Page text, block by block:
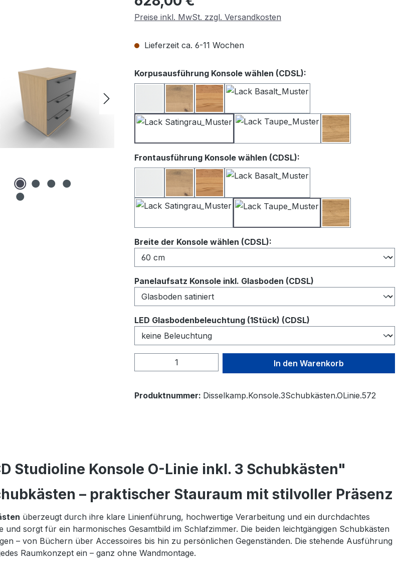
Preise inkl. MwSt. zzgl. Versandkosten
Lieferzeit ca. 6-11 Wochen
Korpusausführung Konsole wählen (CDSL):
BalkeneicheKernbuche
Wildeiche
Frontausführung Konsole wählen (CDSL):
BalkeneicheKernbuche
Wildeiche
Breite der Konsole wählen (CDSL):
Panelaufsatz Konsole inkl. Glasboden (CDSL)
LED Glasbodenbeleuchtung (1Stück) (CDSL)
Produkt Anzahl: Gib den gewünschten Wert
In den Warenkorb
Produktnummer: Disselkamp.Konsole.3Schubkästen.OLinie.572
Studioline Konsole O-Linie inkl. 3 Schubkästen"
– praktischer Stauraum mit stilvoller Präsenz
überzeugt durch ihre klare Linienführung, hochwertige Verarbeitung und ein durchdachtes
sorgt für ein harmonisches Gesamtbild im Schlafzimmer. Die beiden leichtgängigen Schubkästen
– von Büchern über Accessoires bis hin zu persönlichen Gegenständen. Die stehende Ausführung
Raumkonzept ein – ganz ohne Wandmontage.